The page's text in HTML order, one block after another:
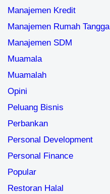
Manajemen Kredit
Manajemen Rumah Tangga
Manajemen SDM
Muamala
Muamalah
Opini
Peluang Bisnis
Perbankan
Personal Development
Personal Finance
Popular
Restoran Halal